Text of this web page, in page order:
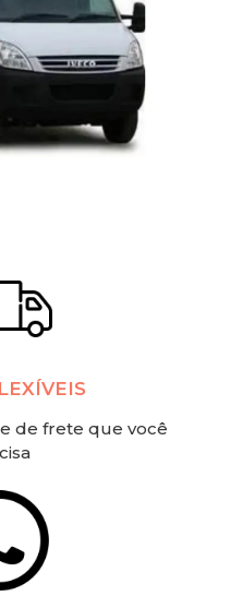
de frete que você